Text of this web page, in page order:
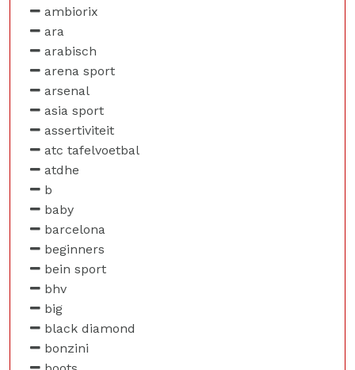
ambiorix
ara
arabisch
arena sport
arsenal
asia sport
assertiviteit
atc tafelvoetbal
atdhe
b
baby
barcelona
beginners
bein sport
bhv
big
black diamond
bonzini